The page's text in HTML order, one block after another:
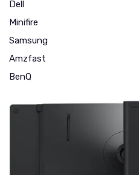
Dell
Minifire
Samsung
Amzfast
BenQ